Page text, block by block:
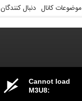
موضوعات کانال دنبال کنندگان
Cannot load
M3U8: